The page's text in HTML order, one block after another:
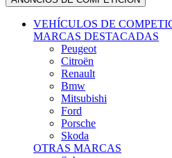
VEHÍCULOS DE
MARCAS DESTACADAS
Peugeot
Citroën
Renault
Bmw
Mitsubishi
Ford
Porsche
Skoda
OTRAS MARCAS
Subaru
Seat